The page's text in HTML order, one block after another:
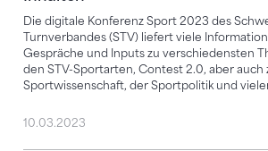
Die digitale Konferenz Sport 2023 des
Turnverbandes (STV) liefert viele
Gespräche und Inputs zu verschiedensten
den STV-Sportarten, Contest 2.0, aber auch
Sportwissenschaft, der Sportpolitik und
10.03.2023